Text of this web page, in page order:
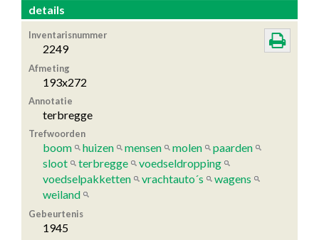
details
Inventarisnummer
2249
Afmeting
193x272
Annotatie
terbregge
Trefwoorden
boom huizen mensen molen
paarden
sloot
terbregge
voedseldropping
voedselpakketten
vrachtauto´s
wagens
weiland
Gebeurtenis
1945